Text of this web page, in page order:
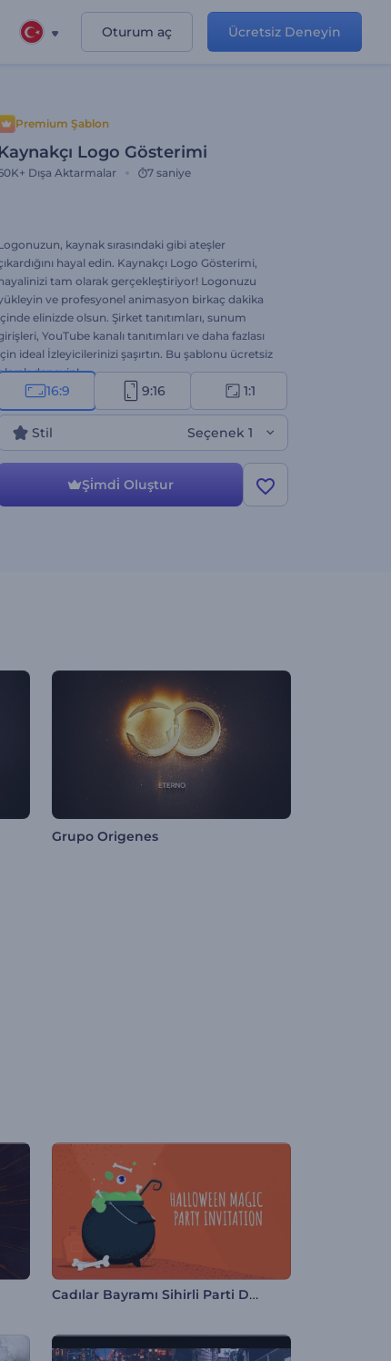
Oturum aç Ücretsiz Deneyin
Premium Şablon
Logo Gösterimi
Dışa Aktarmalar 7 saniye
kaynak sırasındaki gibi ateşler
hayal edin. Kaynakçı Logo Gösterimi,
tam olarak gerçekleştiriyor! Logonuzu
ve profesyonel animasyon birkaç dakika
elinizde olsun. Şirket tanıtımları, sunum
YouTube kanalı tanıtımları ve daha fazlası
ideal İzleyicilerinizi şaşırtın. Bu şablonu ücretsiz
deneyin!
16:9 9:16 1:1
Stil Seçenek 1
Şi̇mdi̇ Oluştur
Grupo Origenes
Cadılar Bayramı Sihirli Parti Davetiyesi